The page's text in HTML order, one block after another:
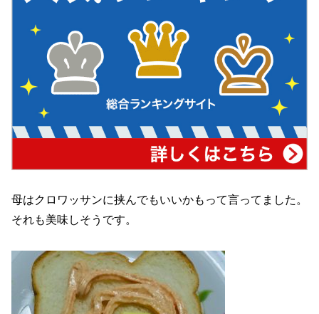
母はクロワッサンに挟んでもいいかもって言ってました。
それも美味しそうです。